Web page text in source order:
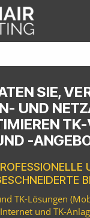
SIE,
UND
-
TK-Lösungen
Internet und TK-